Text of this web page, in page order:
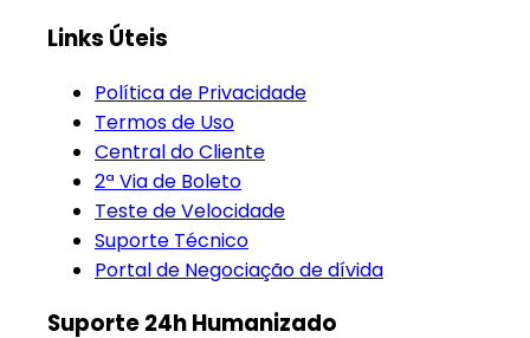
Links Úteis
Política de Privacidade
Termos de Uso
Central do Cliente
2ª Via de Boleto
Teste de Velocidade
Suporte Técnico
Portal de Negociação de dívida
Suporte 24h Humanizado